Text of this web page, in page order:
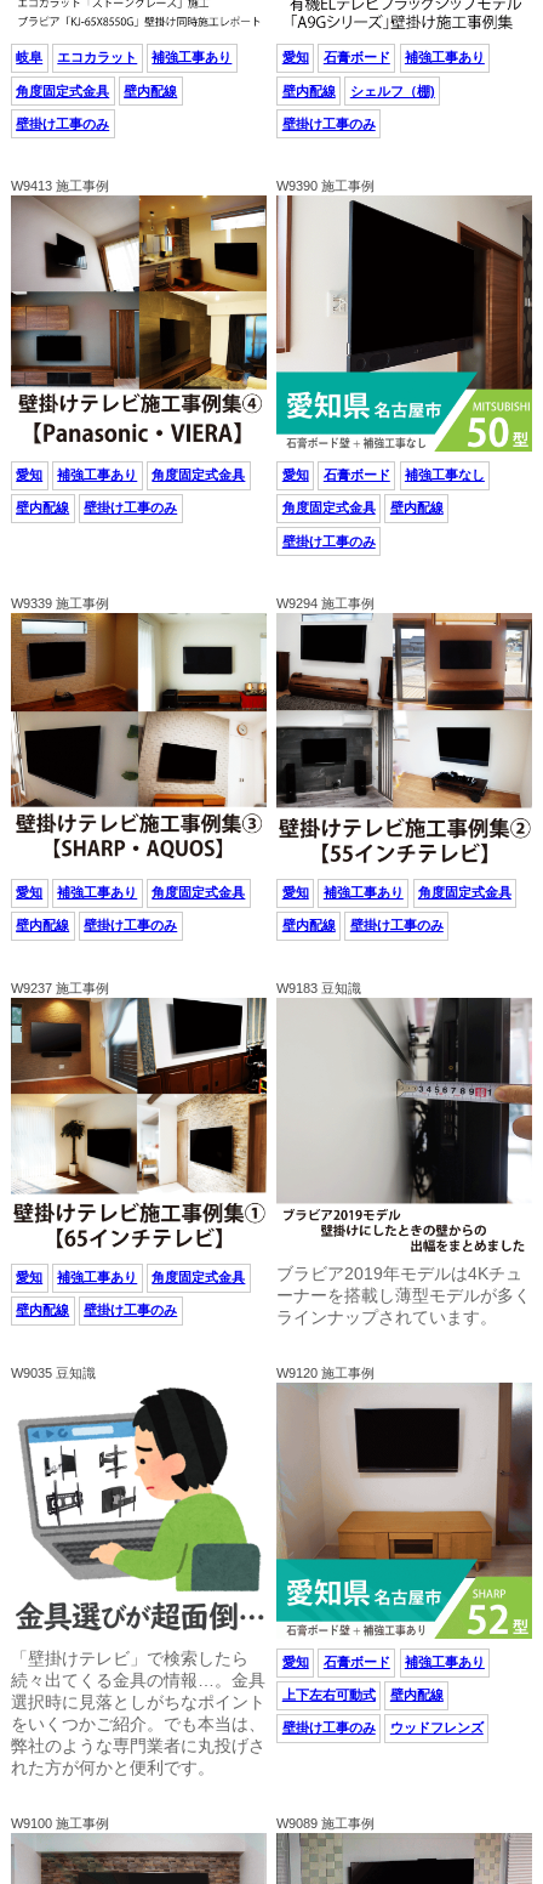
岐阜 エコカラット 補強工事あり
角度固定式金具 壁内配線
壁掛け工事のみ
愛知 石膏ボード 補強工事あり
壁内配線 シェルフ（棚)
壁掛け工事のみ
W9413 施工事例
愛知 補強工事あり 角度固定式金具
壁内配線 壁掛け工事のみ
W9390 施工事例
愛知 石膏ボード 補強工事なし
角度固定式金具 壁内配線
壁掛け工事のみ
W9339 施工事例
愛知 補強工事あり 角度固定式金具
壁内配線 壁掛け工事のみ
W9294 施工事例
愛知 補強工事あり 角度固定式金具
壁内配線 壁掛け工事のみ
W9237 施工事例
愛知 補強工事あり 角度固定式金具
壁内配線 壁掛け工事のみ
W9183 豆知識
ブラビア2019年モデルは4Kチュ
ーナーを搭載し薄型モデルが多く
ラインナップされています。
W9035 豆知識
「壁掛けテレビ」で検索したら
続々出てくる金具の情報…。金具
選択時に見落としがちなポイント
をいくつかご紹介。でも本当は、
弊社のような専門業者に丸投げさ
れた方が何かと便利です。
W9120 施工事例
愛知 石膏ボード 補強工事あり
上下左右可動式 壁内配線
壁掛け工事のみ ウッドフレンズ
W9100 施工事例 W9089 施工事例